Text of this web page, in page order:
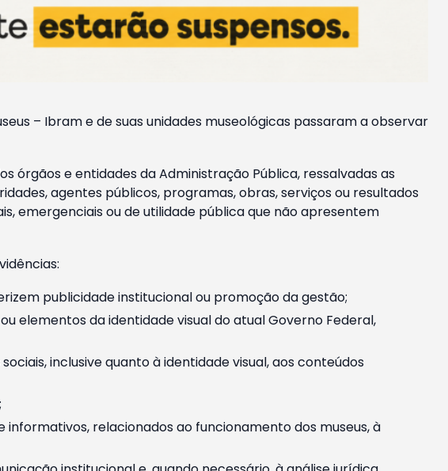
– Ibram e de suas unidades museológicas passaram a observar
órgãos e entidades da Administração Pública, ressalvadas as
agentes públicos, programas, obras, serviços ou resultados
emergenciais ou de utilidade pública que não apresentem
publicidade institucional ou promoção da gestão;
elementos da identidade visual do atual Governo Federal,
inclusive quanto à identidade visual, aos conteúdos
relacionados ao funcionamento dos museus, à